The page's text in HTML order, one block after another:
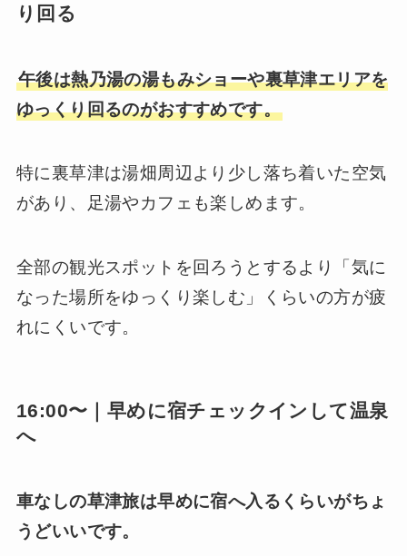
り回る
午後は熱乃湯の湯もみショーや裏草津エリアを
ゆっくり回るのがおすすめです。
特に裏草津は湯畑周辺より少し落ち着いた空気
があり、足湯やカフェも楽しめます。
全部の観光スポットを回ろうとするより「気に
なった場所をゆっくり楽しむ」くらいの方が疲
れにくいです。
16:00〜｜早めに宿チェックインして温泉
へ
車なしの草津旅は早めに宿へ入るくらいがちょ
うどいいです。